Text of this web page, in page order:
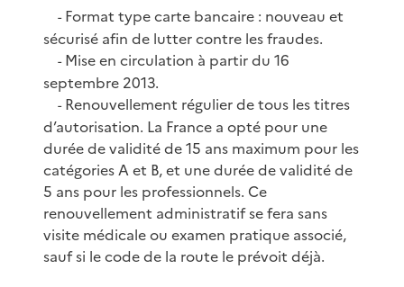
-Format type carte bancaire : nouveau et
sécurisé afin de lutter contre les fraudes.
-Mise en circulation à partir du 16
septembre 2013.
-Renouvellement régulier de tous les titres
d’autorisation. La France a opté pour une
durée de validité de 15 ans maximum pour les
catégories A et B, et une durée de validité de
5 ans pour les professionnels. Ce
renouvellement administratif se fera sans
visite médicale ou examen pratique associé,
sauf si le code de la route le prévoit déjà.